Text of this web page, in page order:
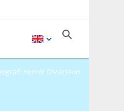
Henrik Oscarsson